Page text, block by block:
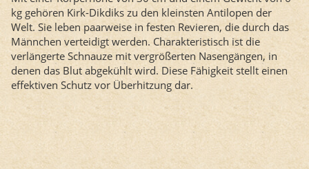
kg gehören Kirk-Dikdiks zu den kleinsten Antilopen der
Welt. Sie leben paarweise in festen Revieren, die durch das
Männchen verteidigt werden. Charakteristisch ist die
verlängerte Schnauze mit vergrößerten Nasengängen, in
denen das Blut abgekühlt wird. Diese Fähigkeit stellt einen
effektiven Schutz vor Überhitzung dar.